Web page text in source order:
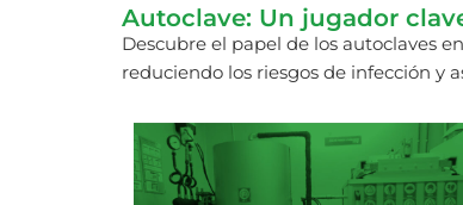
Autoclave: Un jugador
Descubre el papel de los autoclaves
reduciendo los riesgos de infección y